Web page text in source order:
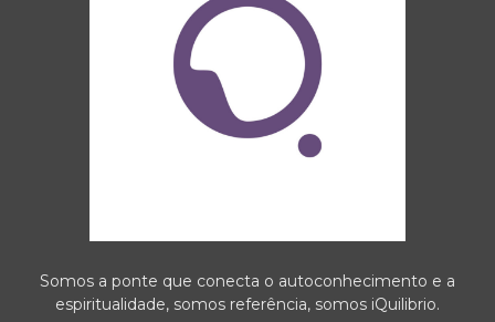
Somos a ponte que conecta o autoconhecimento e a
espiritualidade, somos referência, somos iQuilibrio.